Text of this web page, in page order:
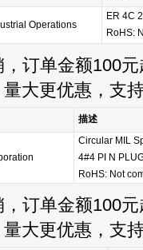
Operations
ER 4C
RoHS:
订单金额100元
大更优惠，支
描述
Circular MIL
4#4 PI N
RoHS: Not
订单金额100元
大更优惠，支